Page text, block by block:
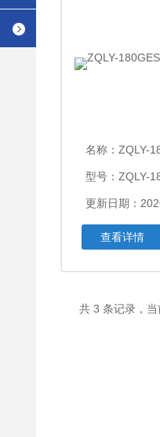
名称： ZQLY-
型号：ZQLY-
更新日期：
查看详情
共 3 条记录，